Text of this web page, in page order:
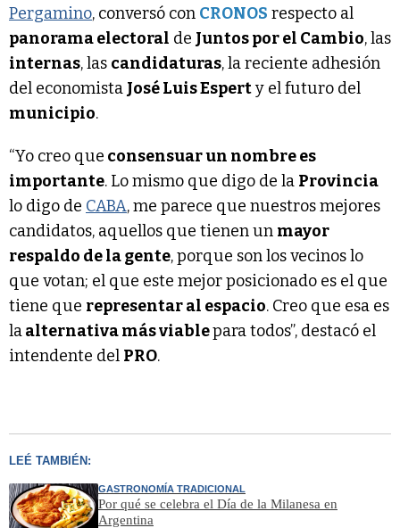
Pergamino, conversó con CRONOS respecto al
panorama electoral de Juntos por el Cambio, las
internas, las candidaturas, la reciente adhesión
del economista José Luis Esperty el futuro del
municipio.
“Yo creo que consensuar un nombre es
importante. Lo mismo que digo de la Provincia
lo digo de CABA, me parece que nuestros mejores
candidatos, aquellos que tienen un mayor
respaldo de la gente, porque son los vecinos lo
que votan; el que este mejor posicionado es el que
tiene que representar al espacio. Creo que esa es
laalternativa más viablepara todos”, destacó el
intendente del PRO.
LEÉ TAMBIÉN:
GASTRONOMÍA TRADICIONAL
Por qué se celebra el Día de la Milanesa en
Argentina